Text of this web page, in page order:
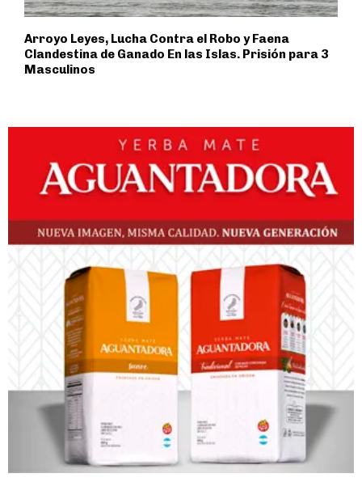
Arroyo Leyes, Lucha Contra el Robo y Faena
Clandestina de Ganado En las Islas. Prisión para 3
Masculinos